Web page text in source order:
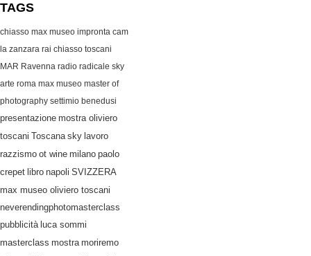
TAGS
chiasso max museo impronta cam
la zanzara rai chiasso toscani
MAR Ravenna radio radicale sky
arte roma max museo master of
photography settimio benedusi
presentazione mostra oliviero
toscani
Toscana sky lavoro
razzismo ot wine milano paolo
crepet libro napoli SVIZZERA
max museo oliviero toscani
neverendingphotomasterclass
pubblicità luca sommi
masterclass mostra moriremo